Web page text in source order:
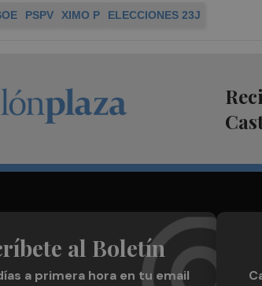
PSPV XIMO P ELECCIONES 23J
al Boletín
a primera hora en tu email